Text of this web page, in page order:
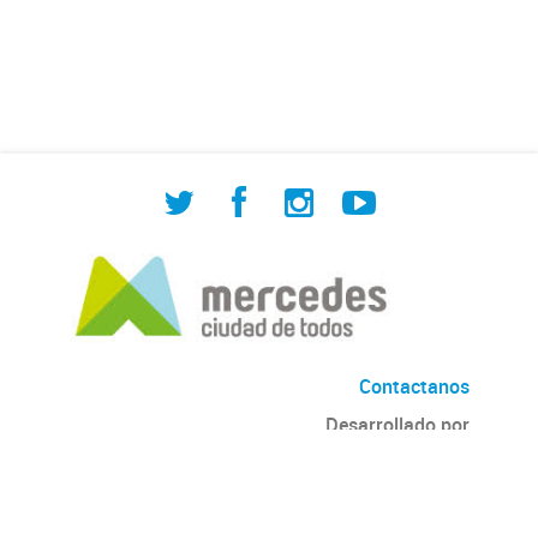
Contactanos
Desarrollado por